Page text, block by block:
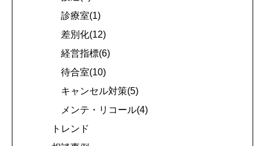
診療室(1)
差別化(12)
経営指標(6)
待合室(10)
キャンセル対策(5)
メンテ・リコール(4)
トレンド